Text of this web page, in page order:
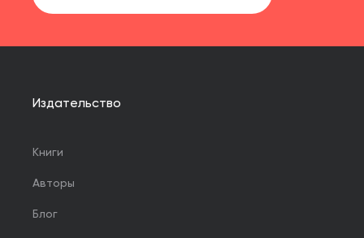
Издательство
Книги
Авторы
Блог